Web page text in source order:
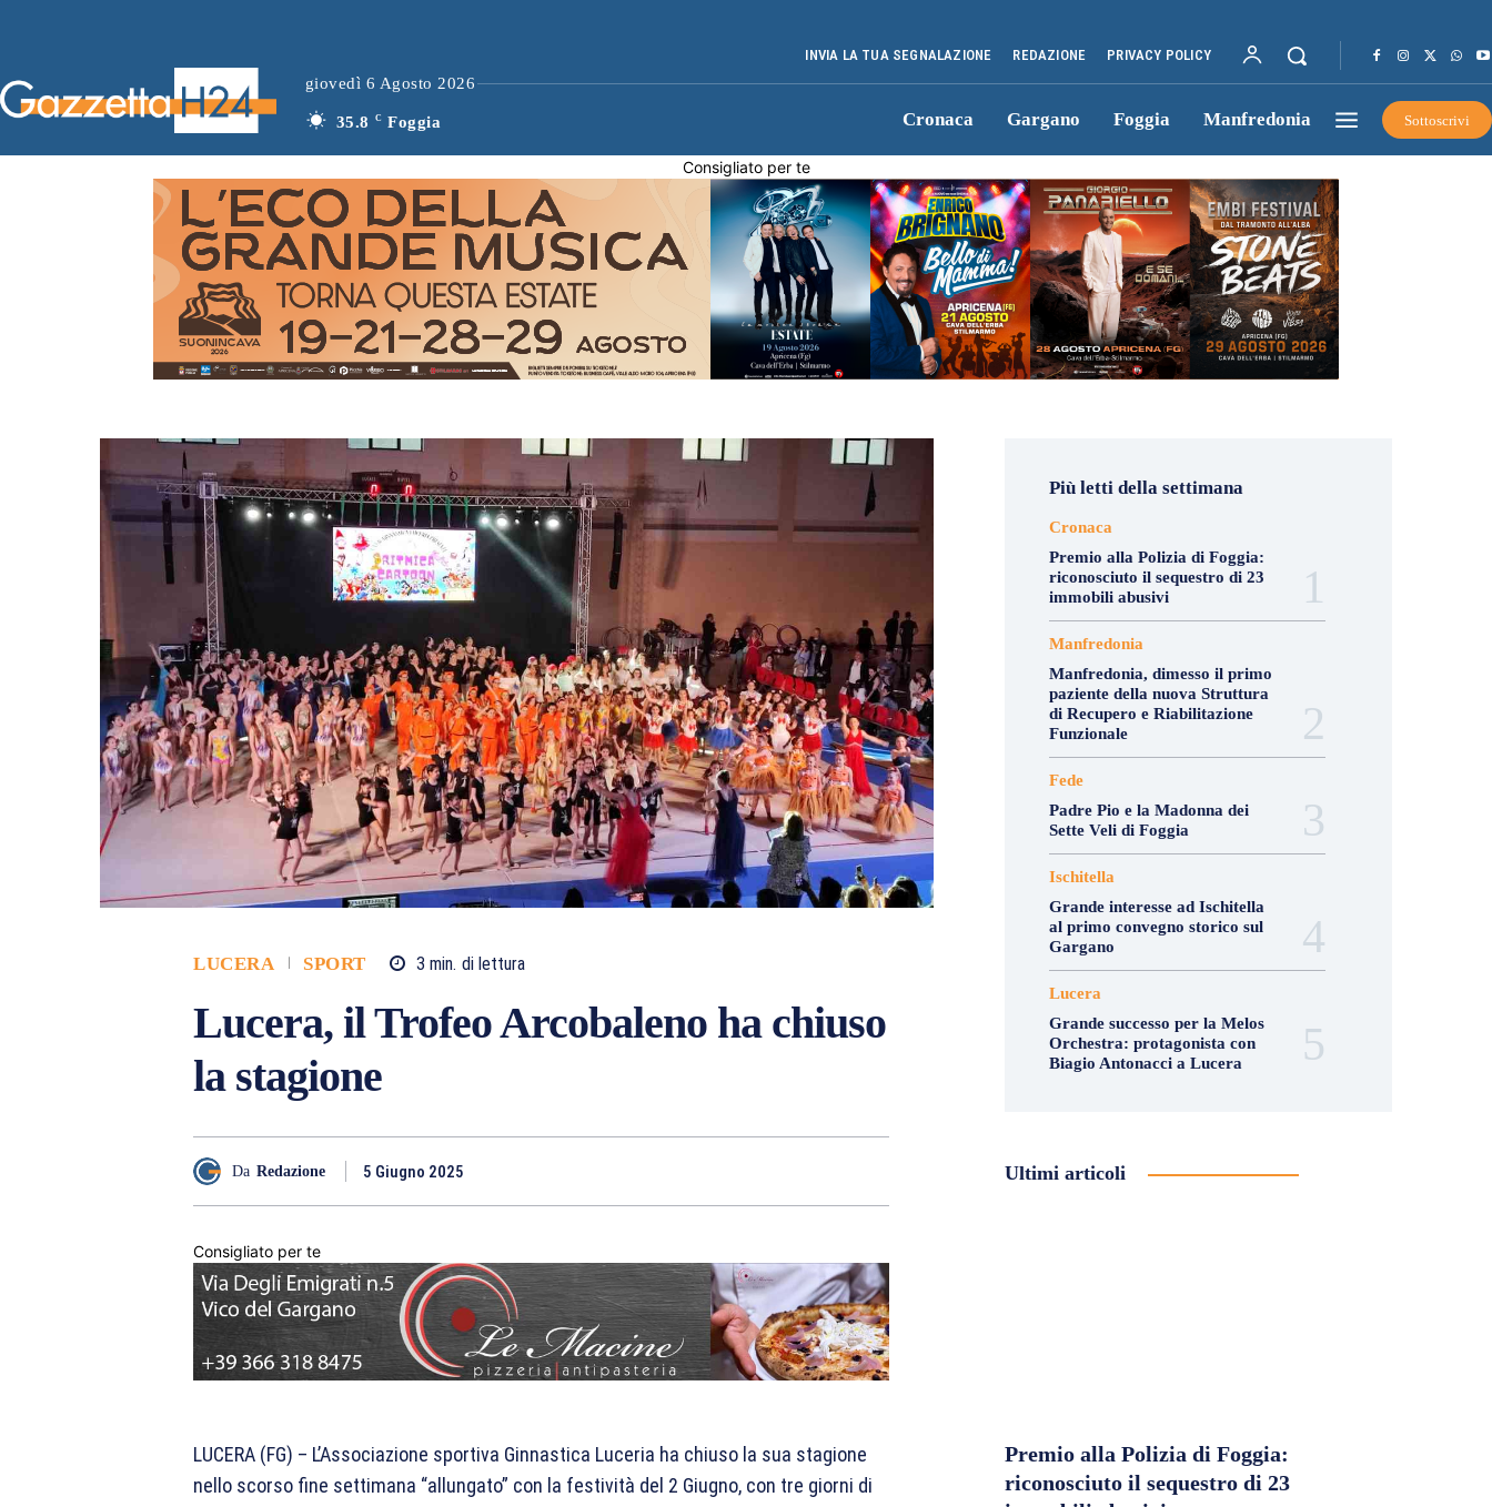
giovedì 6 Agosto 2026
35.8 C Foggia
INVIA LA TUA SEGNALAZIONE REDAZIONE PRIVACY POLICY
Cronaca Gargano Foggia Manfredonia Sottoscrivi
Consigliato per te
LUCERA SPORT 3 min. di lettura
Lucera, il Trofeo Arcobaleno ha chiuso
la stagione
Da Redazione 5 Giugno 2025
Consigliato per te
LUCERA (FG) – L’Associazione sportiva Ginnastica Luceria ha chiuso la sua stagione
nello scorso fine settimana “allungato” con la festività del 2 Giugno, con tre giorni di
Più letti della settimana
Cronaca
Premio alla Polizia di Foggia:
riconosciuto il sequestro di 23
immobili abusivi
Manfredonia
Manfredonia, dimesso il primo
paziente della nuova Struttura
di Recupero e Riabilitazione
Funzionale
Fede
Padre Pio e la Madonna dei
Sette Veli di Foggia
Ischitella
Grande interesse ad Ischitella
al primo convegno storico sul
Gargano
Lucera
Grande successo per la Melos
Orchestra: protagonista con
Biagio Antonacci a Lucera
Ultimi articoli
Premio alla Polizia di Foggia:
riconosciuto il sequestro di 23